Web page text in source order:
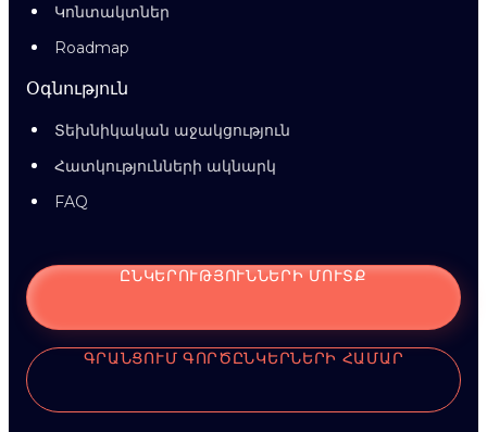
Կոնտակտներ
Roadmap
Օգնություն
Տեխնիկական աջակցություն
Հատկությունների ակնարկ
FAQ
ԸՆԿԵՐՈՒԹՅՈՒՆՆԵՐԻ ՄՈՒՏՔ
ԳՐԱՆՑՈՒՄ ԳՈՐԾԸՆԿԵՐՆԵՐԻ ՀԱՄԱՐ